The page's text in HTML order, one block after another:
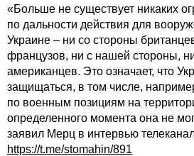
«Больше не существует никаких
по дальности действия для
Украине – ни со стороны
французов, ни с нашей стороны,
американцев. Это означает, что
защищаться, в том числе,
по военным позициям на
определенного момента она не
заявил Мерц в интервью
https://t.me/stomahin/891